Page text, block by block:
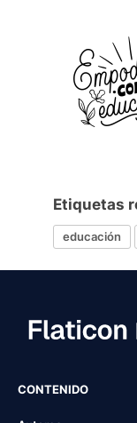
Etiquetas
educación
CONTENIDO